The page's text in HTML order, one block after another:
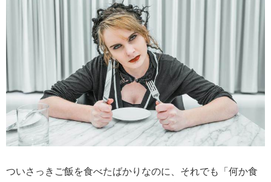
ついさっきご飯を食べたばかりなのに、それでも「何か食